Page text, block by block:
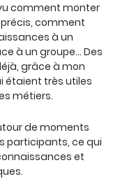
comment monter
comment
à un
à un groupe… Des
grâce à mon
étaient très utiles
métiers.
de moments
participants, ce qui
et